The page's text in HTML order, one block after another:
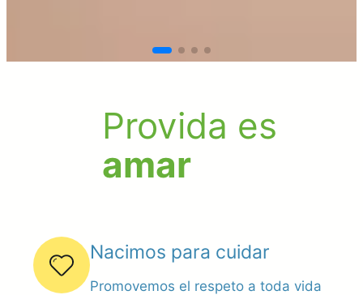
Provida es
cuidar
Nacimos para cuidar
Promovemos el respeto a toda vida